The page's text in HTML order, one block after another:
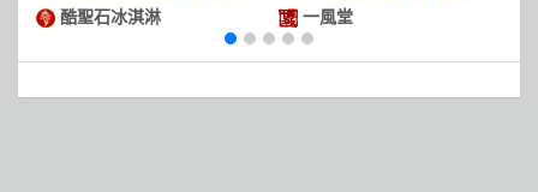
冰淇淋第二件50
酷聖石冰淇淋
$600可現折$50
一風堂